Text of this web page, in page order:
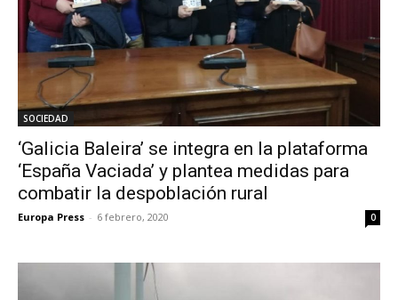
SOCIEDAD
‘Galicia Baleira’ se integra en la plataforma
‘España Vaciada’ y plantea medidas para
combatir la despoblación rural
Europa Press - 6 febrero, 2020 0